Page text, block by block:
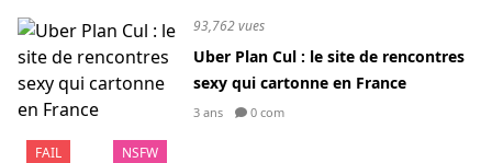
FAIL NSFW
93,762 vues
Uber Plan Cul : le site de rencontres
sexy qui cartonne en France
3 ans 0 com